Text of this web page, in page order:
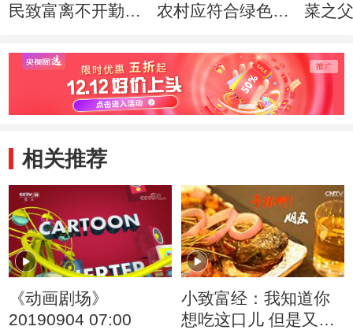
民致富离不开勤劳
农村应符合绿色科
准
菜之
相关推荐
《动画剧场》
20190904 07:00
小致富经：我知道你
想吃这口儿 但是又怕